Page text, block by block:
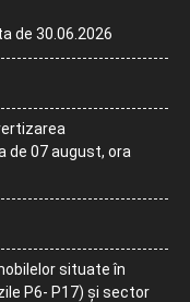
de 30.06.2026
de 07 august, ora
situate în
P6- P17) și sector